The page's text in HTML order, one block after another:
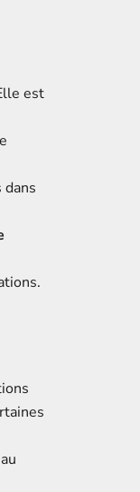
est